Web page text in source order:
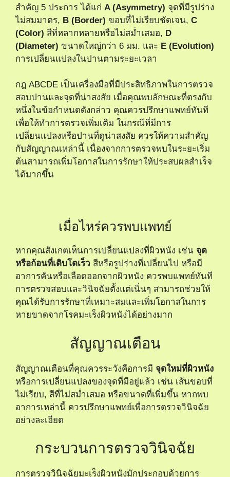
สำคัญ 5 ประการ ได้แก่ A (Asymmetry) จุดที่มีรูปร่าง
ไม่สมมาตร, B (Border) ขอบที่ไม่เรียบชัดเจน, C
(Color) สีที่หลากหลายหรือไม่สม่ำเสมอ, D
(Diameter) ขนาดใหญ่กว่า 6 มม. และ E (Evolution)
การเปลี่ยนแปลงในปานตามระยะเวลา
กฎ ABCDE เป็นเครื่องมือที่มีประสิทธิภาพในการตรวจ
สอบปานและจุดที่น่าสงสัย เมื่อคุณพบลักษณะที่ตรงกับ
หนึ่งในข้อกำหนดดังกล่าว คุณควรปรึกษาแพทย์ทันที
เพื่อให้ทำการตรวจเพิ่มเติม ในกรณีที่มีการ
เปลี่ยนแปลงหรือปานที่ดูน่าสงสัย ควรให้ความสำคัญ
กับสัญญาณเหล่านี้ เนื่องจากการตรวจพบในระยะเริ่ม
ต้นสามารถเพิ่มโอกาสในการรักษาให้ประสบผลสำเร็จ
ได้มากขึ้น
เมื่อไหร่ควรพบแพทย์
หากคุณสังเกตเห็นการเปลี่ยนแปลงที่ผิวหนัง เช่น จุด
หรือก้อนที่เติบโตเร็ว สีหรือรูปร่างที่เปลี่ยนไป หรือมี
อาการคันหรือเลือดออกจากผิวหนัง ควรพบแพทย์ทันที
การตรวจสอบและวินิจฉัยตั้งแต่เนิ่นๆ สามารถช่วยให้
คุณได้รับการรักษาที่เหมาะสมและเพิ่มโอกาสในการ
หายขาดจากโรคมะเร็งผิวหนังได้อย่างมาก
สัญญาณเตือน
สัญญาณเตือนที่คุณควรระวังคือการมี จุดใหม่ที่ผิวหนัง
หรือการเปลี่ยนแปลงของจุดที่มีอยู่แล้ว เช่น เส้นขอบที่
ไม่เรียบ, สีที่ไม่สม่ำเสมอ หรือขนาดที่เพิ่มขึ้น หากพบ
อาการเหล่านี้ ควรปรึกษาแพทย์เพื่อการตรวจวินิจฉัย
อย่างละเอียด
กระบวนการตรวจวินิจฉัย
การตรวจวินิจฉัยมะเร็งผิวหนังมักประกอบด้วยการ